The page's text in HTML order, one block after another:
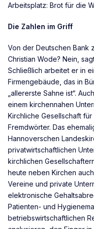
Arbeitsplatz: Brot für die
Die Zahlen im Griff
Von der Deutschen Bank
Christian Wode? Nein,
Schließlich arbeitet er in
Firmengebäude, das in
„allererste Sahne ist“.
einem kirchennahen
Kirchliche Gesellschaft
Fremdwörter. Das
Hannoverschen
privatwirtschaftlichen
kirchlichen
heute neben Kirchen
Vereine und private
elektronische
Patienten- und
betriebswirtschaftlichen